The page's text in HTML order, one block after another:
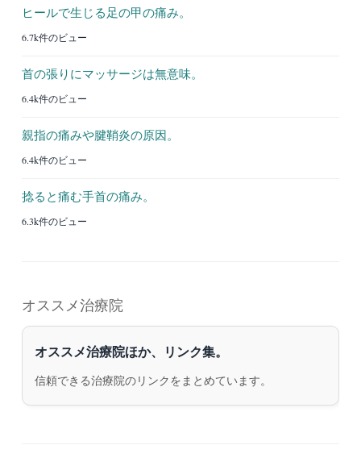
ヒールで生じる足の甲の痛み。
6.7k件のビュー
首の張りにマッサージは無意味。
6.4k件のビュー
親指の痛みや腱鞘炎の原因。
6.4k件のビュー
捻ると痛む手首の痛み。
6.3k件のビュー
オススメ治療院
オススメ治療院ほか、リンク集。
信頼できる治療院のリンクをまとめています。